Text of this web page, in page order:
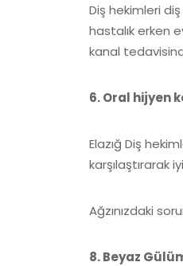
Diş hekimleri
hastalık erken
kanal
6. Oral hijyen
Elazığ Diş
karşılaştırarak
Ağzınızdaki
8. Beyaz